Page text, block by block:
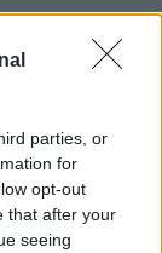
parties, or
for
opt-out
that after your
seeing
itt vannak